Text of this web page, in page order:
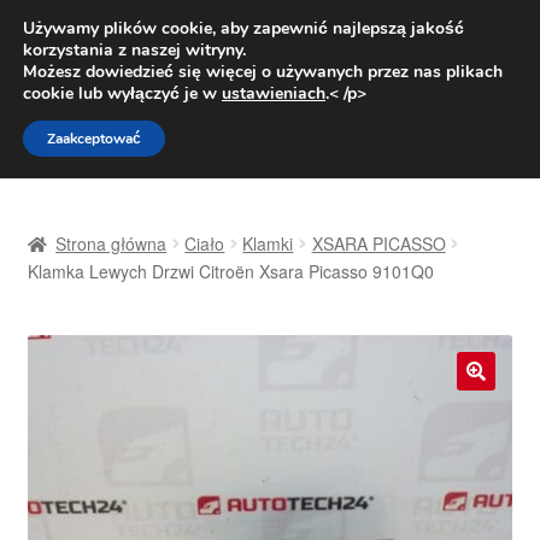
DOSTAWA od 31 zł
Pn.-pt. 9:00-16:00800 003 167
Przejdź
do
nawigacji
Przejdź
do
treści
Dostawa
O nas
Strona główna Ciało Klamki
XSARA PICASSO
Klamka Lewych Drzwi Citroën Xsara Picasso 9101Q0
Używamy plików cookie, aby zapewnić najlepszą jakość
korzystania z naszej witryny.
Możesz dowiedzieć się więcej o używanych przez nas plikach
cookie lub wyłączyć je w ustawieniach.< /p>
Zaakceptować